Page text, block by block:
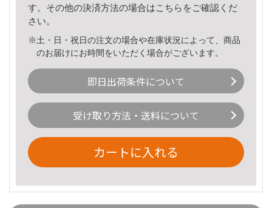
す。その他の決済方法の場合はこちら をご確認くだ
さい。
※土・日・祝日の注文の場合や在庫状況によって、商品
のお届けにお時間をいただく場合がございます。
即日出荷条件について
受け取り方法・送料について
カートに入れる